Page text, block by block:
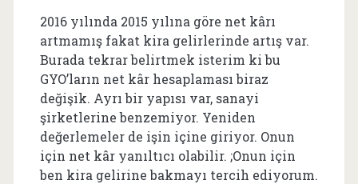
2016 yılında 2015 yılına göre net kârı
artmamış fakat kira gelirlerinde artış var.
Burada tekrar belirtmek isterim ki bu
GYO’ların net kâr hesaplaması biraz
değişik. Ayrı bir yapısı var, sanayi
şirketlerine benzemiyor. Yeniden
değerlemeler de işin içine giriyor. Onun
için net kâr yanıltıcı olabilir. ;Onun için
ben kira gelirine bakmayı tercih ediyorum.